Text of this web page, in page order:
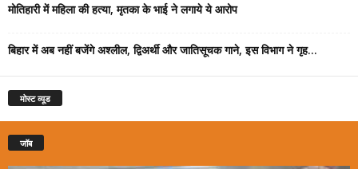
मोतिहारी में महिला की हत्या, मृतका के भाई ने लगाये ये आरोप
बिहार में अब नहीं बजेंगे अश्लील, द्विअर्थी और जातिसूचक गाने, इस विभाग ने गृह...
मोस्ट व्यूड
जॉब